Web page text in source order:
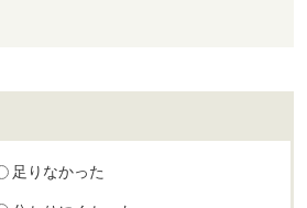
足りなかった